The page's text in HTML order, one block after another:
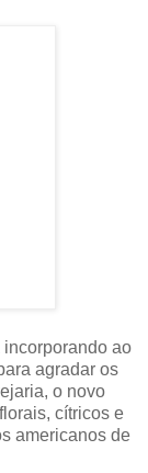
incorporando ao
agradar os
o novo
cítricos e
americanos de